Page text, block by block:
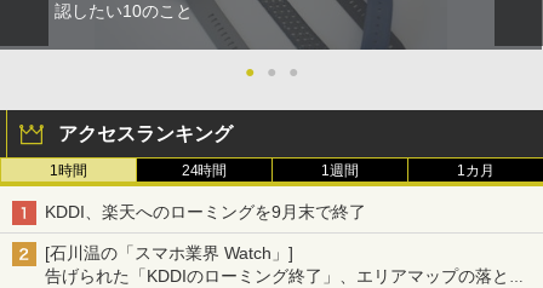
認したい10のこと
● ● ●
アクセスランキング
1時間 24時間 1週間 1カ月
KDDI、楽天へのローミングを9月末で終了
[石川温の「スマホ業界 Watch」]
告げられた「KDDIのローミング終了」、エリアマップの落とし